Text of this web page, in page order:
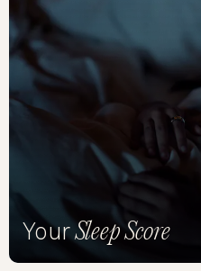
YourSleep Score